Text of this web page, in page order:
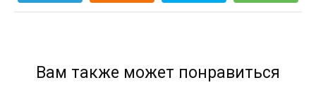
Вам также может понравиться